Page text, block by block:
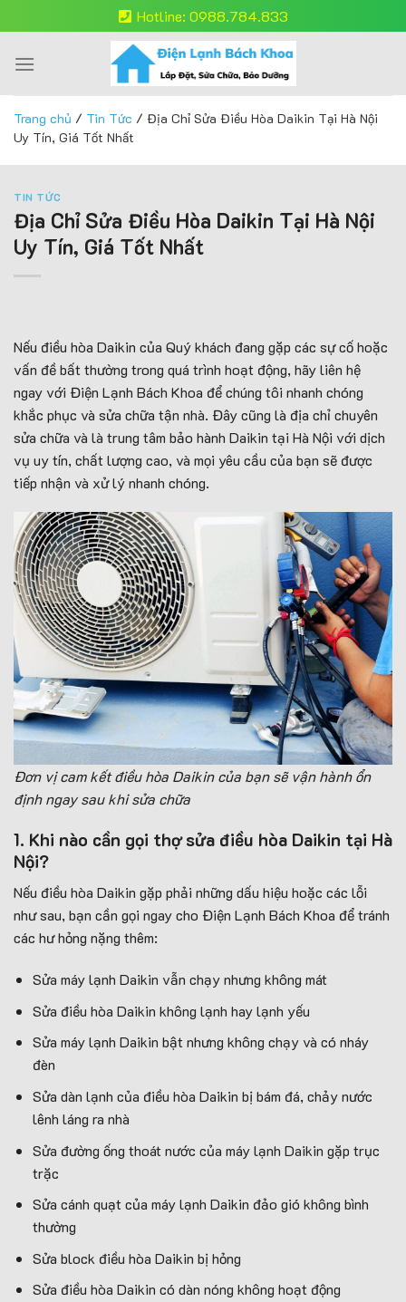
to
content
Hotline: 0988.784.833
Trang chủ / Tin Tức / Địa Chỉ Sửa Điều Hòa Daikin Tại Hà Nội
Uy Tín, Giá Tốt Nhất
TIN TỨC
Địa Chỉ Sửa Điều Hòa Daikin Tại Hà Nội
Uy Tín, Giá Tốt Nhất
Nếu điều hòa Daikin của Quý khách đang gặp các sự cố hoặc
vấn đề bất thường trong quá trình hoạt động, hãy liên hệ
ngay với Điện Lạnh Bách Khoa để chúng tôi nhanh chóng
khắc phục và sửa chữa tận nhà. Đây cũng là địa chỉ chuyên
sửa chữa và là trung tâm bảo hành Daikin tại Hà Nội với dịch
vụ uy tín, chất lượng cao, và mọi yêu cầu của bạn sẽ được
tiếp nhận và xử lý nhanh chóng.
Đơn vị cam kết điều hòa Daikin của bạn sẽ vận hành ổn
định ngay sau khi sửa chữa
1. Khi nào cần gọi thợ sửa điều hòa Daikin tại Hà
Nội?
Nếu điều hòa Daikin gặp phải những dấu hiệu hoặc các lỗi
như sau, bạn cần gọi ngay cho Điện Lạnh Bách Khoa để tránh
các hư hỏng nặng thêm:
Sửa máy lạnh Daikin vẫn chạy nhưng không mát
Sửa điều hòa Daikin không lạnh hay lạnh yếu
Sửa máy lạnh Daikin bật nhưng không chạy và có nháy
đèn
Sửa dàn lạnh của điều hòa Daikin bị bám đá, chảy nước
lênh láng ra nhà
Sửa đường ống thoát nước của máy lạnh Daikin gặp trục
trặc
Sửa cánh quạt của máy lạnh Daikin đảo gió không bình
thường
Sửa block điều hòa Daikin bị hỏng
Sửa điều hòa Daikin có dàn nóng không hoạt động